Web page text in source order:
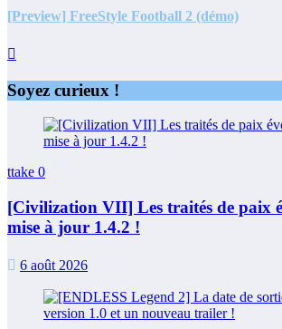
[Preview] FreeStyle Football 2 (démo)
Soyez curieux !
ttake 0
[Civilization VII] Les traités de paix
mise à jour 1.4.2 !
6 août 2026